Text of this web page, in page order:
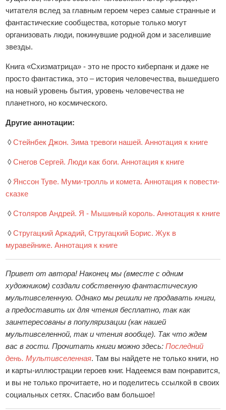
читателя вслед за главным героем через самые странные и
фантастические сообщества, которые только могут
организовать люди, покинувшие родной дом и заселившие
звезды.
Книга «Схизматрица» - это не просто киберпанк и даже не
просто фантастика, это – история человечества, вышедшего
на новый уровень бытия, уровень человечества не
планетного, но космического.
Другие аннотации:
◊Стейнбек Джон. Зима тревоги нашей. Аннотация к книге
◊Снегов Сергей. Люди как боги. Аннотация к книге
◊ Янссон Туве. Муми-тролль и комета. Аннотация к повести-
сказке
◊Столяров Андрей. Я - Мышиный король. Аннотация к книге
◊Стругацкий Аркадий, Стругацкий Борис. Жук в
муравейнике. Аннотация к книге
Привет от автора! Наконец мы (вместе с одним
художником) создали собственную фантастическую
мультивселенную. Однако мы решили не продавать книги,
а предоставить их для чтения бесплатно, так как
заинтересованы в популяризации (как нашей
мультивселенной, так и чтения вообще). Так что ждем
вас в гости. Прочитать книги можно здесь:Последний
день. Мультивселенная. Там вы найдете не только книги, но
и карты-иллюстрации героев книг. Надеемся вам понравится,
и вы не только прочитаете, но и поделитесь ссылкой в своих
социальных сетях. Спасибо вам большое!